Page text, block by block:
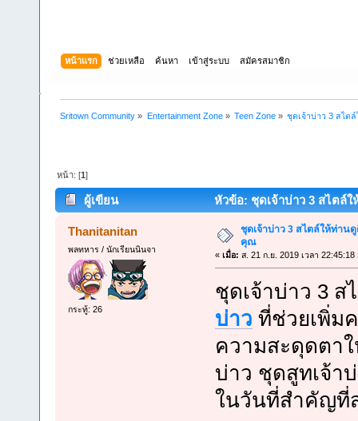
หน้าแรก ช่วยเหลือ ค้นหา เข้าสู่ระบบ สมัครสมาชิก
Sritown Community » Entertainment Zone» Teen Zone» ชุดเจ้าบ่าว 3 สไ
หน้า: [1]
ผู้เขียน หัวข้อ: ชุดเจ้าบ่าว 3 สไตล์
Thanitanitan
พลทหาร / นักเรียนนินจา
กระทู้: 26
ชุดเจ้าบ่าว 3 สไตล์ให้ท่า
คุณ
« เมื่อ: ส. 21 ก.ย. 2019 เวลา 22:45:18
ชุดเจ้าบ่าว 3 ส
บ่าว ที่ช่วยเพิ่ม
ความสะดุดตา
บ่าว ชุดสูทเจ้
ในวันที่สำคัญที่